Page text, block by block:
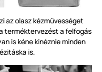
az olasz kézművességet
terméktervezést a felfogás
is kéne kinéznie minden
is.